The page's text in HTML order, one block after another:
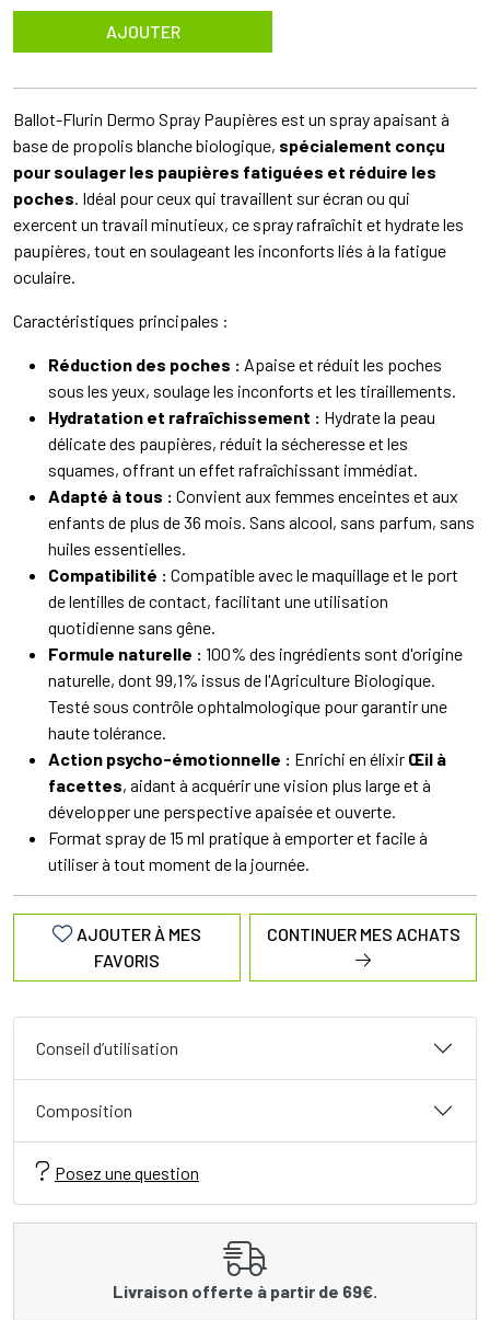
AJOUTER
Ballot-Flurin Dermo Spray Paupières est un spray apaisant à
base de propolis blanche biologique, spécialement conçu
pour soulager les paupières fatiguées et réduire les
poches. Idéal pour ceux qui travaillent sur écran ou qui
exercent un travail minutieux, ce spray rafraîchit et hydrate les
paupières, tout en soulageant les inconforts liés à la fatigue
oculaire.
Caractéristiques principales :
Réduction des poches : Apaise et réduit les poches
sous les yeux, soulage les inconforts et les tiraillements.
Hydratation et rafraîchissement : Hydrate la peau
délicate des paupières, réduit la sécheresse et les
squames, offrant un effet rafraîchissant immédiat.
Adapté à tous : Convient aux femmes enceintes et aux
enfants de plus de 36 mois. Sans alcool, sans parfum, sans
huiles essentielles.
Compatibilité : Compatible avec le maquillage et le port
de lentilles de contact, facilitant une utilisation
quotidienne sans gêne.
Formule naturelle : 100% des ingrédients sont d'origine
naturelle, dont 99,1% issus de l'Agriculture Biologique.
Testé sous contrôle ophtalmologique pour garantir une
haute tolérance.
Action psycho-émotionnelle : Enrichi en élixir Œil à
facettes, aidant à acquérir une vision plus large et à
développer une perspective apaisée et ouverte.
Format spray de 15 ml pratique à emporter et facile à
utiliser à tout moment de la journée.
AJOUTER À MES
FAVORIS
CONTINUER MES ACHATS
Conseil d’utilisation
Composition
Posez une question
Livraison offerte à partir de 69€.